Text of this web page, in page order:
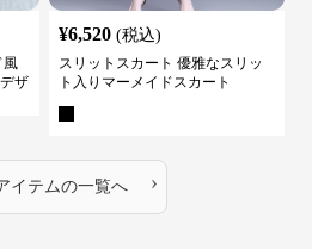
風
ザ
¥6,520 (税込)
スリットスカート 優雅なスリッ
ト入りマーメイドスカート
イテムの一覧へ ›